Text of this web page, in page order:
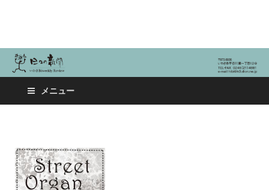
日々の新聞
メニュー